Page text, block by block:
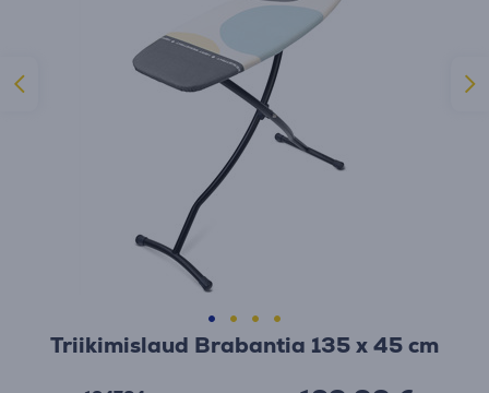
Triikimislaud Brabantia 135 x 45 cm